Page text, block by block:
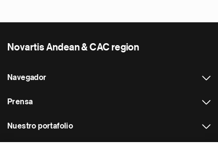
Novartis Andean & CAC region
Navegador
Prensa
Nuestro portafolio